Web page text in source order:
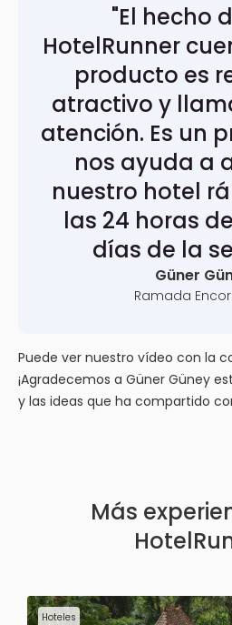
"El hecho
HotelRunner
producto es
atractivo y
atención. Es un
nos ayuda a
nuestro hotel
las 24 horas
días de la
Güner
Ramada
Puede ver nuestro vídeo con la
¡Agradecemos a Güner Güney
y las ideas que ha compartido
Más
Hoteles